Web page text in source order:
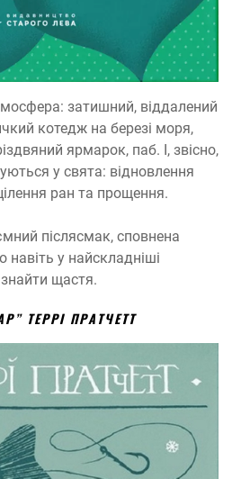
затишний, віддалений
котедж на березі моря,
ярмарок, паб. І, звісно,
у свята: відновлення
ран та прощення.
післясмак, сповнена
навіть у найскладніші
щастя.
ТЕРРІ ПРАТЧЕТТ